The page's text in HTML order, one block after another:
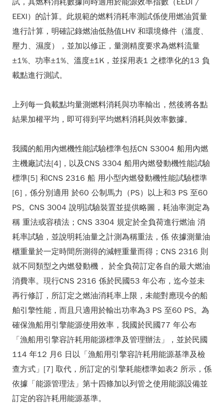
試，其燃料消耗數據同時適用於能源效率指數（EEDI /
EEXI）的計算。此規範的燃料消耗率測試係使用燃油質量
進行計算，明確記錄燃油低熱值LHV 和環境條件（溫度、
壓力、濕度），並加以修正，量測精度要求為燃料流量
±1%、功率±1%、溫度±1K，並採用表1 之標準化的13 負
載點進行測試。
上列每一負載點均量測燃料消耗與功率輸出，然後將各點
結果加權平均，即可得到平均燃料消耗與效率數據。
我國的船用內燃機性能試驗標準包括CN S3004 船用內燃
主機廠試法[4]，以及CNS 3304 船用內燃發動機性能試驗
標準[5] 和CNS 2316 船 用小型內燃發動機性能試驗標準
[6]，係分別適用 於60 公制馬力（PS）以上和3 PS 至60
PS。CNS 3004 說明試驗裝置並提供略圖，耗油率測定為
稱 重法或容積法；CNS 3304 規定於全負荷進行燃油 消
耗率試驗，並說明耗油量之計測為稱重法，係 依據測量油
櫃重量於一定時間所測得的減輕重量而得；CNS 2316 則
就不同類型之內燃發動機， 於全負荷訂定各自的最大燃油
消費率。現行CNS 2316 係於民國53 年公布，迄今並未
再行修訂，所訂定之燃油消耗率上限，未能對應現今的船
舶引擎性能，而且只適用於輸出功率為3 PS 至60 PS。為
確保漁船用引擎能源使用效率，我國於民國77 年公布
「漁船用引擎容許耗用能源標準及管理辦法」，並於民國
114 年12 月6 日以「漁船用引擎容許耗用能源基準及檢
查方式」[7] 取代，所訂定的引擎耗能標準如表2 所示，係
依據「能源管理法」第十四條加以列管之使用能源設備並
訂定的容許耗用能源基準。